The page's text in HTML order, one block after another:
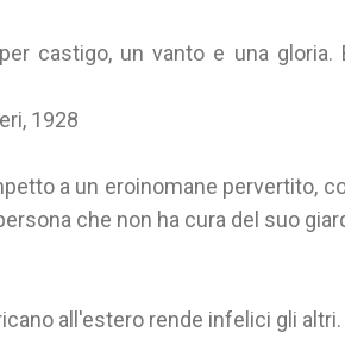
castigo, un vanto e una gloria.
1928
a un eroinomane pervertito,
che non ha cura del suo
all'estero rende infelici gli altri.